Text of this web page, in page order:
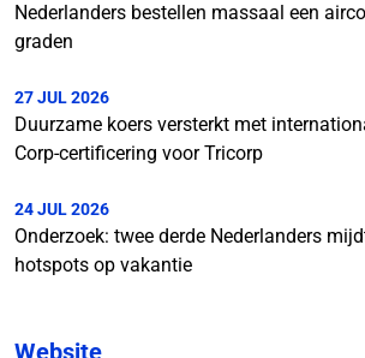
Nederlanders bestellen massaal een
graden
27 JUL 2026
Duurzame koers versterkt met
Corp-certificering voor Tricorp
24 JUL 2026
Onderzoek: twee derde Nederlanders
hotspots op vakantie
Website